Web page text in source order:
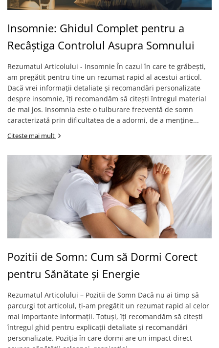
Insomnie: Ghidul Complet pentru a
Recâștiga Controlul Asupra Somnului
Rezumatul Articolului - Insomnie În cazul în care te grăbești,
am pregătit pentru tine un rezumat rapid al acestui articol.
Dacă vrei informații detaliate și recomandări personalizate
despre insomnie, îți recomandăm să citești întregul material
de mai jos. Insomnia este o tulburare frecventă de somn
caracterizată prin dificultatea de a adormi, de a menține...
Citeste mai mult
Pozitii de Somn: Cum să Dormi Corect
pentru Sănătate și Energie
Rezumatul Articolului – Pozitii de Somn Dacă nu ai timp să
parcurgi tot articolul, ți-am pregătit un rezumat rapid al celor
mai importante informații. Totuși, îți recomandăm să citești
întregul ghid pentru explicații detaliate și recomandări
personalizate. Poziția în care dormi are un impact direct